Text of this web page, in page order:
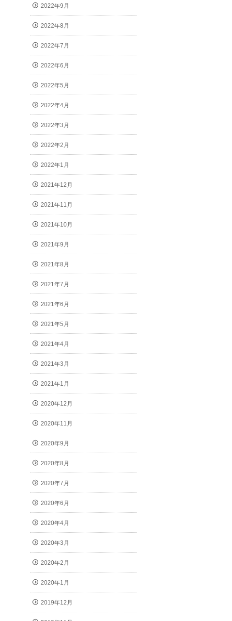
2022年9月
2022年8月
2022年7月
2022年6月
2022年5月
2022年4月
2022年3月
2022年2月
2022年1月
2021年12月
2021年11月
2021年10月
2021年9月
2021年8月
2021年7月
2021年6月
2021年5月
2021年4月
2021年3月
2021年1月
2020年12月
2020年11月
2020年9月
2020年8月
2020年7月
2020年6月
2020年4月
2020年3月
2020年2月
2020年1月
2019年12月